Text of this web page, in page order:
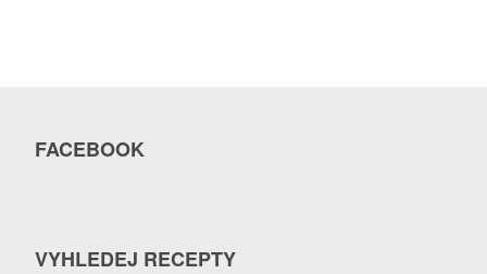
FACEBOOK
VYHLEDEJ RECEPTY